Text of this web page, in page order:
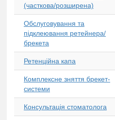
(часткова/розширена)
Обслуговування та
підклеювання ретейнера/
брекета
Ретенційна капа
Комплексне зняття брекет-
системи
Консультація стоматолога